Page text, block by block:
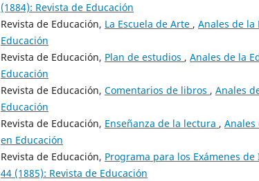
(1884): Revista de Educación
Revista de Educación, La Escuela de Arte , Anales de la
Educación
Revista de Educación, Plan de estudios , Anales de la
Educación
Revista de Educación, Comentarios de libros , Anales
Educación
Revista de Educación, Enseñanza de la lectura , Anales
en Educación
Revista de Educación, Programa para los Exámenes
44 (1885): Revista de Educación